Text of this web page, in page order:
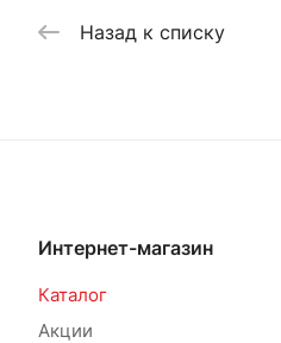
Назад к списку
Интернет-магазин
Каталог
Акции